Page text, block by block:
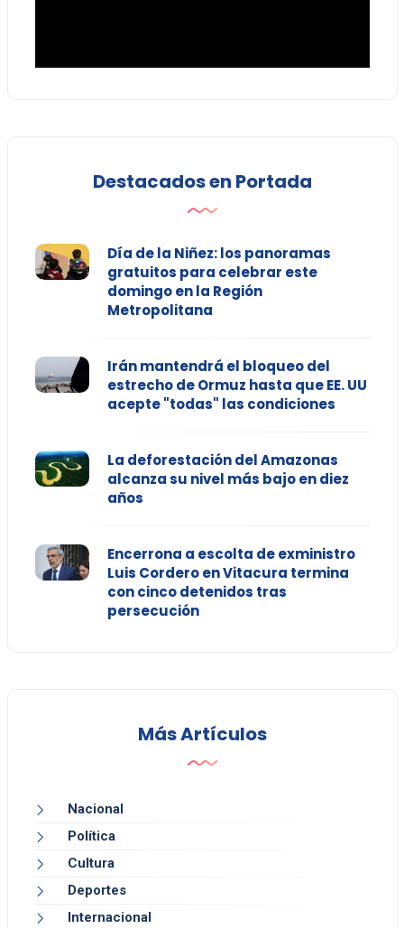
Destacados en Portada
Día de la Niñez: los panoramas
gratuitos para celebrar este
domingo en la Región
Metropolitana
Irán mantendrá el bloqueo del
estrecho de Ormuz hasta que EE. UU
acepte "todas" las condiciones
La deforestación del Amazonas
alcanza su nivel más bajo en diez
años
Encerrona a escolta de exministro
Luis Cordero en Vitacura termina
con cinco detenidos tras
persecución
Más Artículos
Nacional
Política
Cultura
Deportes
Internacional